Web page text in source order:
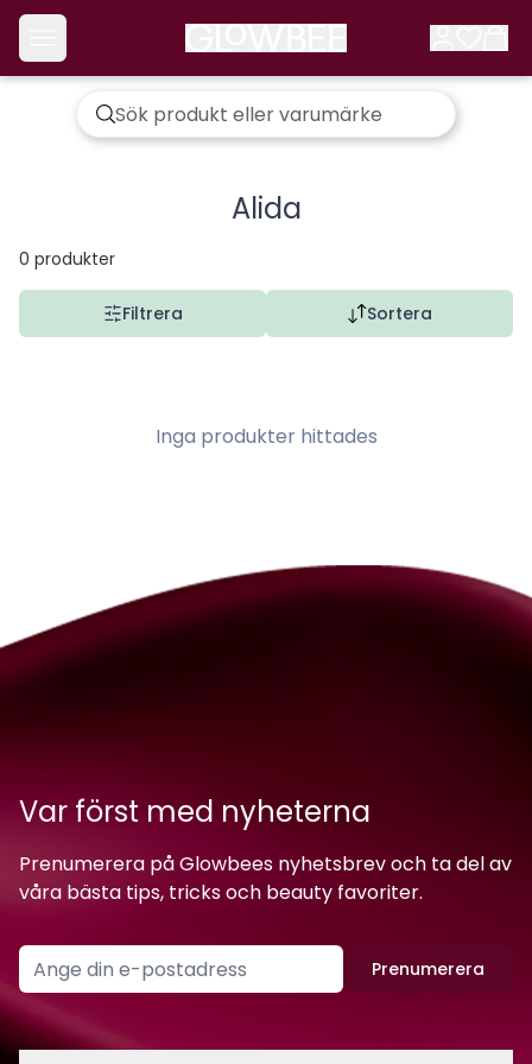
Alida
0 produkter
Filtrera Sortera
Inga produkter hittades
Var först med nyheterna
Prenumerera på Glowbees nyhetsbrev och ta del av
våra bästa tips, tricks och beauty favoriter.
Prenumerera